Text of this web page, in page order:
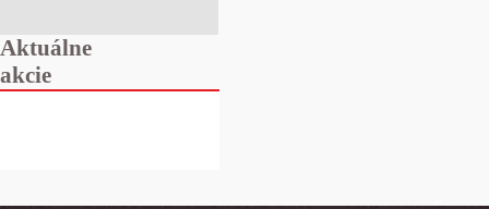
Aktuálne
akcie